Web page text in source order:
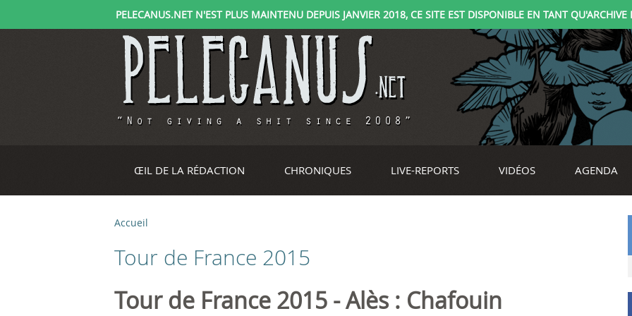
PELECANUS.NET N'EST PLUS MAINTENU DEPUIS JANVIER 2018, CE SITE EST DISPONIBLE EN TANT
ŒIL DE LA RÉDACTION CHRONIQUES LIVE-REPORTS VIDÉOS AGENDA
V
o
u
Accueil
Tour de France 2015
Tour de France 2015 - Alès : Chafouin